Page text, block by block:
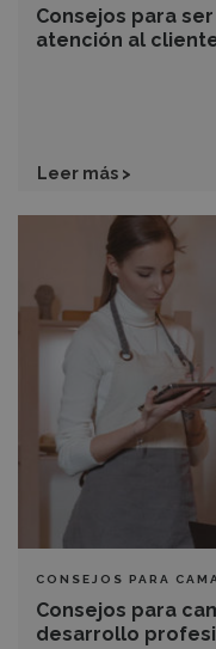
BARRA
Consejos para
atención al
Leer más >
CONSEJOS PARA
BARRA
Consejos para
desarrollo
camareros
principiantes
desarrollo
profesional